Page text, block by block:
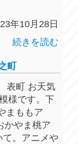
年10月28日
続きを読む
町
表町 お天気
様です。下
まももア
かやま桃ア
。アニメや